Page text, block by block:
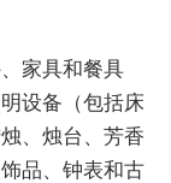
家具和餐具
设备（包括床
、烛台、芳香
品、钟表和古